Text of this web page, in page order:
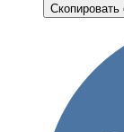
Скопировать